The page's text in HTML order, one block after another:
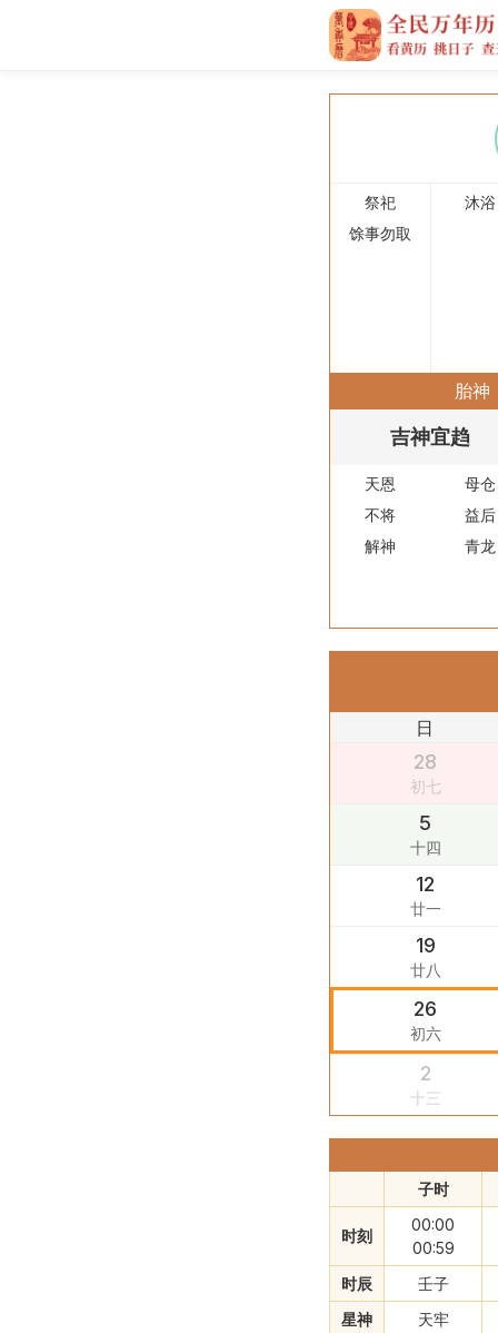
祭祀
沐浴
馀事勿取
胎神
吉神宜趋
天恩
母仓
不将
益后
解神
青龙
日
28
初七
5
十四
12
廿一
19
廿八
26
初六
2
十三
子时
时刻
00:00
00:59
时辰
壬子
星神
天牢